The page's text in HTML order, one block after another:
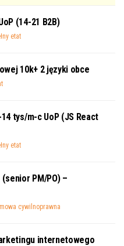
(14-21 B2B)
etat
10k+ 2 języki obce
tys/m-c UoP (JS React
etat
PM/PO) –
cywilnoprawna
internetowego